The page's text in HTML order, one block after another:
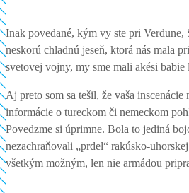
Inak povedané, kým vy ste pri Verdune,
neskorú chladnú jeseň, ktorá nás mala
svetovej vojny, my sme mali akési babie
Aj preto som sa tešil, že vaša
informácie o tureckom či nemeckom
Povedzme si úprimne. Bola to jediná
nezachraňovali „prdel“ rakúsko-
všetkým možným, len nie armádou